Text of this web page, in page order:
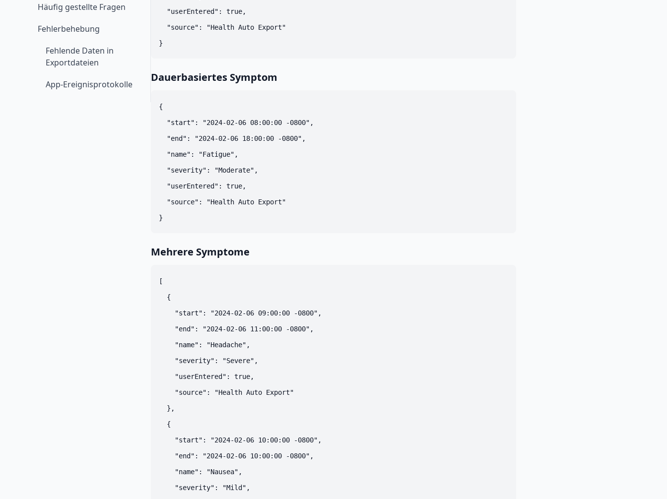
Häufig gestellte Fragen
Fehlerbehebung
Fehlende Daten in
Exportdateien
App-Ereignisprotokolle
  "userEntered": true,
  "source": "Health Auto Export"
Dauerbasiertes Symptom
{
  "start": "2024-02-06 08:00:00 -0800",
  "end": "2024-02-06 18:00:00 -0800",
  "name": "Fatigue",
  "severity": "Moderate",
  "userEntered": true,
  "source": "Health Auto Export"
Mehrere Symptome
[
  {
    "start": "2024-02-06 09:00:00 -0800",
    "end": "2024-02-06 11:00:00 -0800",
    "name": "Headache",
    "severity": "Severe",
    "userEntered": true,
    "source": "Health Auto Export"
  },
  {
    "start": "2024-02-06 10:00:00 -0800",
    "end": "2024-02-06 10:00:00 -0800",
    "name": "Nausea",
    "severity": "Mild",